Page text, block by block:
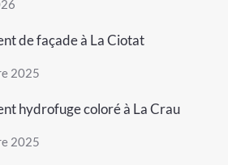
de façade à La Ciotat
2025
hydrofuge coloré à La Crau
2025